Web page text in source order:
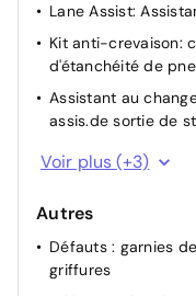
Lane Assist:
Kit anti-crevaison:
d'étanchéité de
Assistant au
assis.de sortie de
Régulateur de
vitesse
Détecteur de pluie
Airbag pour
désactivation de
de genoux côté
Voir plus (+3)
Autres
Défauts : garnies
griffures